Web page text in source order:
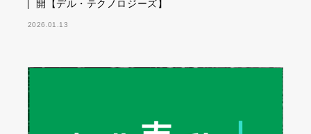
開【デル・テクノロジーズ】
2026.01.13